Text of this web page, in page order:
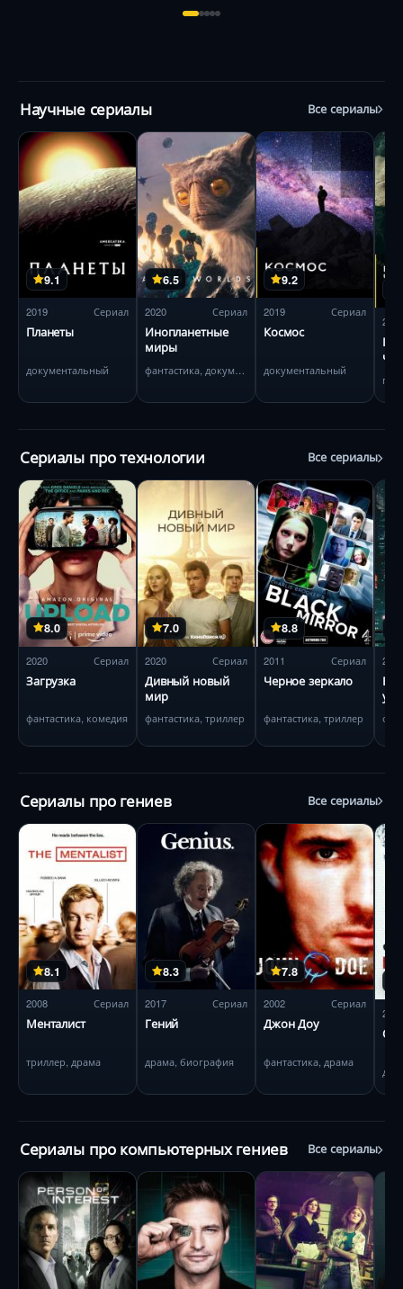
Научные сериалы Все сериалы
9.1
2019 Сериал
Планеты
документальный
6.5
2020 Сериал
Инопланетные
миры
9.2
2019 Сериал
Космос
документальный
2019
Сериалы про технологии Все сериалы
8.0
2020 Сериал
Загрузка
фантастика, комедия
7.0
2020 Сериал
Дивный новый
мир
фантастика, триллер
8.8
2011 Сериал
Черное зеркало
фантастика, триллер
2018
Сериалы про гениев Все сериалы
8.1
2008 Сериал
Менталист
триллер, драма
8.3
2017 Сериал
Гений
драма, биография
7.8
2002 Сериал
Джон Доу
фантастика, драма
2025
Сериалы про компьютерных гениев Все сериалы